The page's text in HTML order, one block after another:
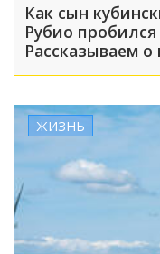
Как сын
Рубио
Рассказываем
биографии
ЖИЗНЬ